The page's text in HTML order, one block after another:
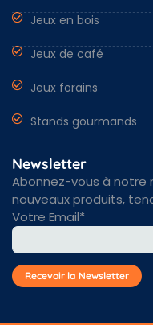
Jeux en bois
Jeux de café
Jeux forains
Stands gourmands
Newsletter
Abonnez-vous à notre
nouveaux produits,
Votre Email*